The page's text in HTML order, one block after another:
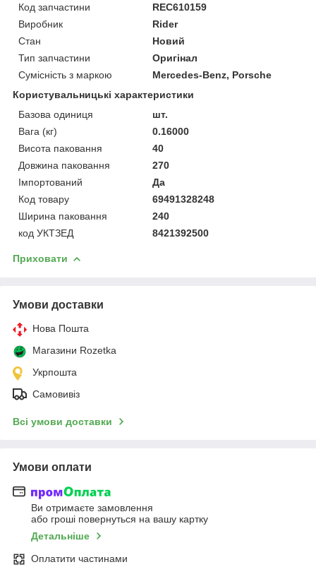
Код запчастини
REC610159
Виробник
Rider
Стан
Новий
Тип запчастини
Оригінал
Сумісність з маркою
Mercedes-Benz, Porsche
Користувальницькі характеристики
Базова одиниця
шт.
Вага (кг)
0.16000
Висота паковання
40
Довжина паковання
270
Імпортований
Да
Код товару
69491328248
Ширина паковання
240
код УКТЗЕД
8421392500
Приховати
Умови доставки
Нова Пошта
Магазини Rozetka
Укрпошта
Самовивіз
Всі умови доставки
Умови оплати
Ви отримаєте замовлення
або гроші повернуться на вашу картку
Детальніше
Оплатити частинами